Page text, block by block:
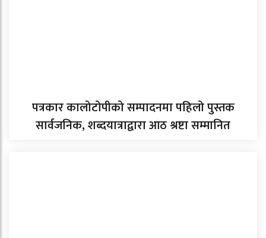
पत्रकार कालोटोपीको सम्पादनमा पहिलो पुस्तक
सार्वजनिक, शब्दयात्राद्वारा आठ श्रष्टा सम्मानित